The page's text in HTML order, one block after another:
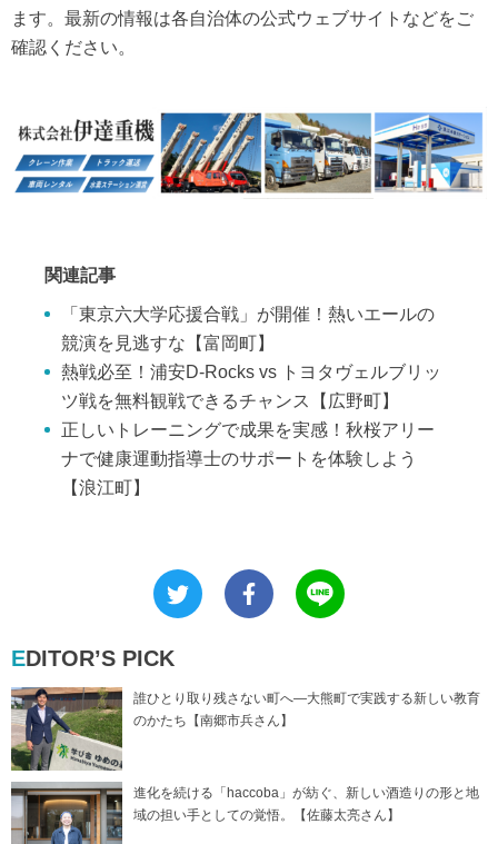
ます。最新の情報は各自治体の公式ウェブサイトなどをご
確認ください。
関連記事
「東京六大学応援合戦」が開催！熱いエールの
競演を見逃すな【富岡町】
熱戦必至！浦安D-Rocks vs トヨタヴェルブリッ
ツ戦を無料観戦できるチャンス【広野町】
正しいトレーニングで成果を実感！秋桜アリー
ナで健康運動指導士のサポートを体験しよう
【浪江町】
EDITOR’S PICK
誰ひとり取り残さない町へ―大熊町で実践する新しい教育
のかたち【南郷市兵さん】
進化を続ける「haccoba」が紡ぐ、新しい酒造りの形と地
域の担い手としての覚悟。【佐藤太亮さん】